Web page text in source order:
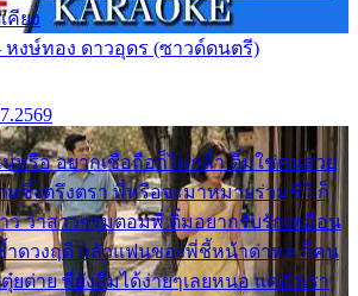
คียง
งษ์ทอง ดาวอุดร (ซาวด์ดนตรี)
น่หรือ อยากเชื่อถือก็ไม่กล้า ติ๋มใช่คนสวย
มซึ้งตรึงตรา พี่หรือจะมาหมายร่วมชีวี ก็
ว ว่าสาวๆรุมตอมพี่ ติ๋มอยากรับรักเหมือน
ำดวงฤดี กลัวแฟนของพี่ชี้หน้าด่าทอ ก็คน
ต่าย พี่ยังลืมได้ง่ายๆเลยหนอ แค่ตัวเรา